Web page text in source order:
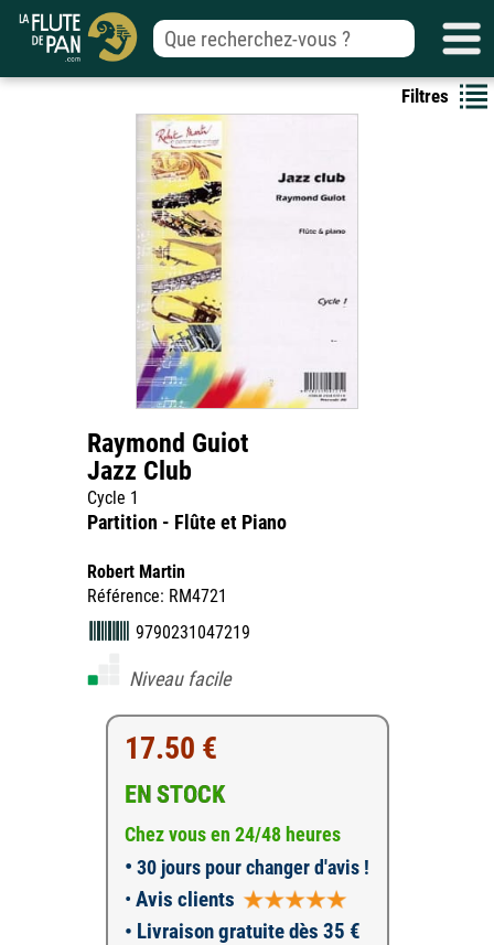
Filtres
Raymond Guiot
Jazz Club
Cycle 1
Partition - Flûte et Piano
Robert Martin
Référence: RM4721
9790231047219
Niveau facile
17.50 €
EN STOCK
Chez vous en 24/48 heures
• 30 jours pour changer d'avis !
• Avis clients
• Livraison gratuite dès 35 €